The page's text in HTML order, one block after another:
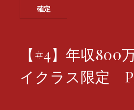
【#4】年収800
イクラス限定